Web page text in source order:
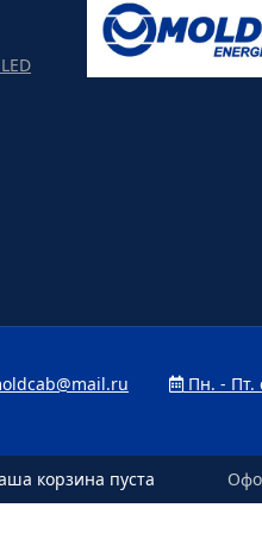
корзина пуста
Пн. - Пт.
корзина пуста